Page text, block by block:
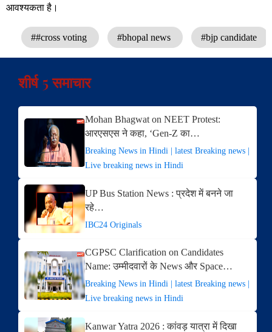
आवश्यकता है।
##cross voting #bhopal news #bjp candidate
शीर्ष 5 समाचार
Mohan Bhagwat on NEET Protest:
आरएसएस ने कहा, ‘Gen-Z का…
Breaking News in Hindi | latest Breaking news |
Live breaking news in Hindi
UP Bus Station News : प्रदेश में बनने जा
रहे…
IBC24 Originals
CGPSC Clarification on Candidates
Name: उम्मीदवारों के News और Space…
Breaking News in Hindi | latest Breaking news |
Live breaking news in Hindi
Kanwar Yatra 2026 : कांवड़ यात्रा में दिखा